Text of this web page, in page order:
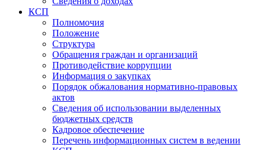
КСП
Полномочия
Положение
Структура
Обращения граждан и организаций
Противодействие коррупции
Информация о закупках
Порядок обжалования нормативно-правовых
актов
Сведения об использовании выделенных
бюджетных средств
Кадровое обеспечение
Перечень информационных систем в ведении